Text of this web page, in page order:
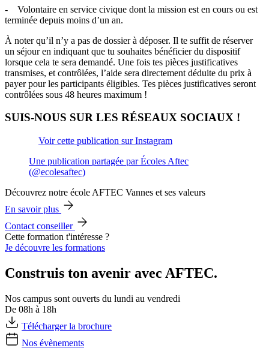
- Volontaire en service civique dont la mission est en cours ou est
terminée depuis moins d’un an.
À noter qu’il n’y a pas de dossier à déposer. Il te suffit de réserver
un séjour en indiquant que tu souhaites bénéficier du dispositif
lorsque cela te sera demandé. Une fois tes pièces justificatives
transmises, et contrôlées, l’aide sera directement déduite du prix à
payer pour les participants éligibles. Tes pièces justificatives seront
contrôlées sous 48 heures maximum !
SUIS-NOUS SUR LES RÉSEAUX SOCIAUX !
Voir cette publication sur Instagram
Une publication partagée par Écoles Aftec
(@ecolesaftec)
Découvrez notre école AFTEC Vannes et ses valeurs
En savoir plus
Contact conseiller
Cette formation t'intéresse ?
Je découvre les formations
Construis ton avenir avec AFTEC.
Nos campus sont ouverts du lundi au vendredi
De 08h à 18h
Télécharger la brochure
Nos évènements